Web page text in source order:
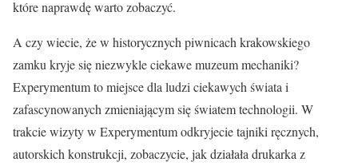
które naprawdę warto zobaczyć.
A czy wiecie, że w historycznych piwnicach krakowskiego
zamku kryje się niezwykle ciekawe muzeum mechaniki?
Experymentum to miejsce dla ludzi ciekawych świata i
zafascynowanych zmieniającym się światem technologii. W
trakcie wizyty w Experymentum odkryjecie tajniki ręcznych,
autorskich konstrukcji, zobaczycie, jak działała drukarka z